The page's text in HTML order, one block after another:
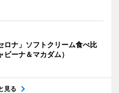
ロナ」ソフトクリーム食べ比
ーナ＆マカダム）
見る